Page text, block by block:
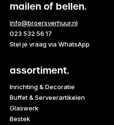
mailen of bellen.
info@broersverhuur.nl
023 532 56 17
Stel je vraag via WhatsApp
assortiment.
Inrichting & Decoratie
Buffet & Serveerartikelen
Glaswerk
Bestek